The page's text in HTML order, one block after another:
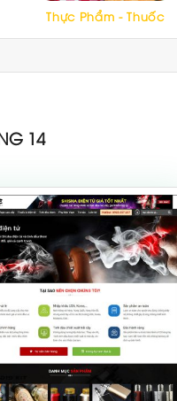
Thực Phẩm - Thuốc
14